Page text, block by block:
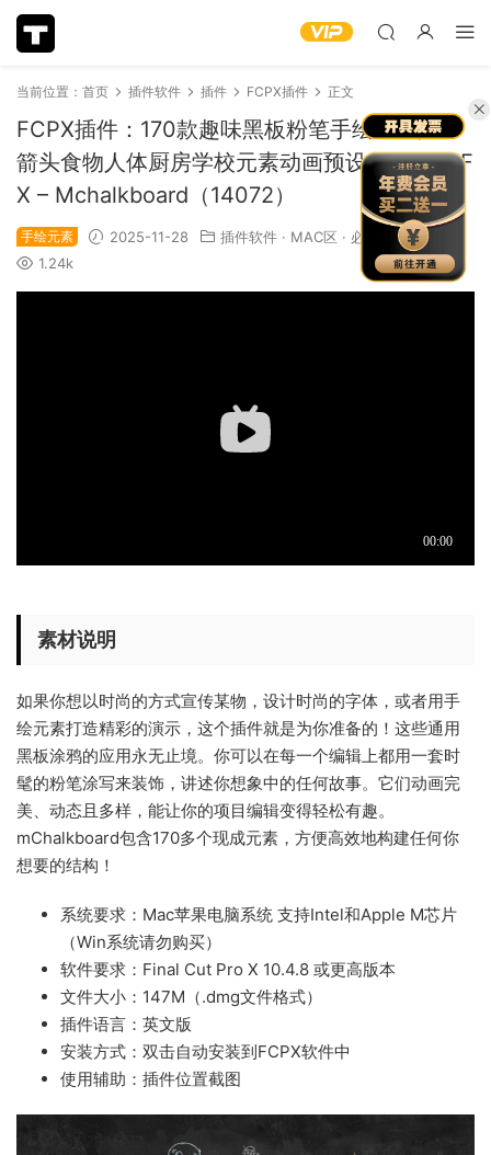
当前位置： 首页 插件软件 插件 FCPX插件 正文
FCPX插件：170款趣味黑板粉笔手绘MG卡通
箭头食物人体厨房学校元素动画预设 MotionVF
X – Mchalkboard（14072）
手绘元素 2025-11-28 插件软件 · MAC区 · 必下推荐
1.24k
素材说明
如果你想以时尚的方式宣传某物，设计时尚的字体，或者用手
绘元素打造精彩的演示，这个插件就是为你准备的！这些通用
黑板涂鸦的应用永无止境。你可以在每一个编辑上都用一套时
髦的粉笔涂写来装饰，讲述你想象中的任何故事。它们动画完
美、动态且多样，能让你的项目编辑变得轻松有趣。
mChalkboard包含170多个现成元素，方便高效地构建任何你
想要的结构！
系统要求：Mac苹果电脑系统 支持Intel和Apple M芯片
（Win系统请勿购买）
软件要求：Final Cut Pro X 10.4.8 或更高版本
文件大小：147M（.dmg文件格式）
插件语言：英文版
安装方式：双击自动安装到FCPX软件中
使用辅助：插件位置截图